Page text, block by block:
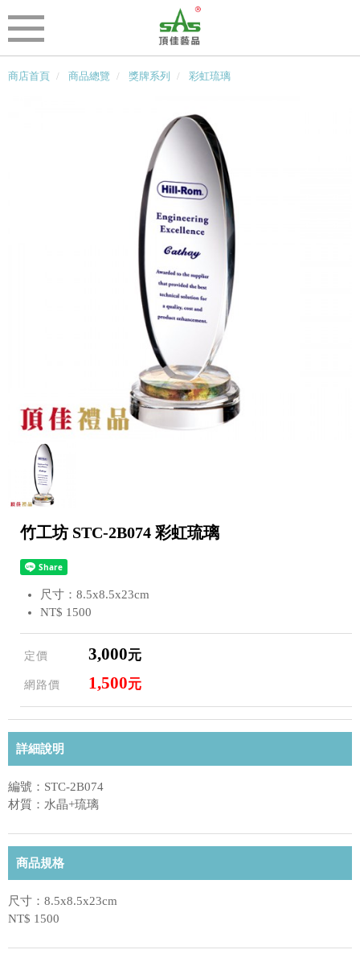
商店首頁 商品總覽 獎牌系列 彩虹琉璃
竹工坊 STC-2B074 彩虹琉璃
尺寸：8.5x8.5x23cm
NT$ 1500
定價 3,000元
網路價 1,500元
詳細說明
編號：STC-2B074
材質：水晶+琉璃
商品規格
尺寸：8.5x8.5x23cm
NT$ 1500